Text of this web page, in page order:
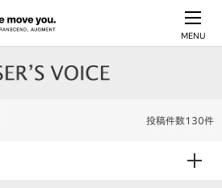
MENU
投稿件数130件